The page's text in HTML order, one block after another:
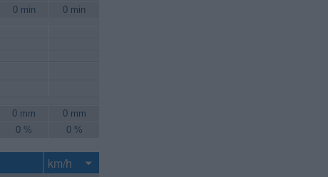
0 min 0 min
0 mm
0 mm
0 % 0 %